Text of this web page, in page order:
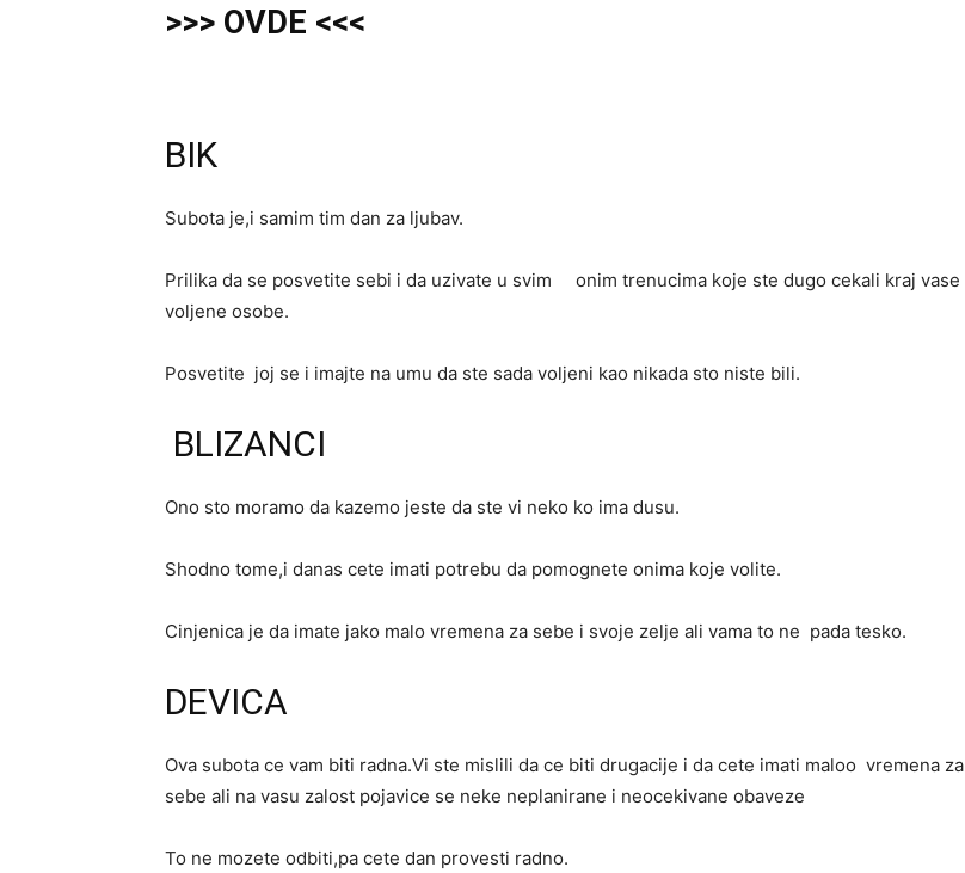
>>> OVDE <<<
BIK
Subota je,i samim tim dan za ljubav.
Prilika da se posvetite sebi i da uzivate u svim onim trenucima koje ste dugo cekali kraj vase
voljene osobe.
Posvetite joj se i imajte na umu da ste sada voljeni kao nikada sto niste bili.
BLIZANCI
Ono sto moramo da kazemo jeste da ste vi neko ko ima dusu.
Shodno tome,i danas cete imati potrebu da pomognete onima koje volite.
Cinjenica je da imate jako malo vremena za sebe i svoje zelje ali vama to ne pada tesko.
DEVICA
Ova subota ce vam biti radna.Vi ste mislili da ce biti drugacije i da cete imati maloo vremena za
sebe ali na vasu zalost pojavice se neke neplanirane i neocekivane obaveze
To ne mozete odbiti,pa cete dan provesti radno.